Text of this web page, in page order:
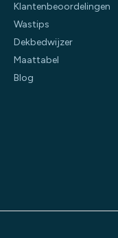
Klantenbeoordelingen
Wastips
Dekbedwijzer
Maattabel
Blog